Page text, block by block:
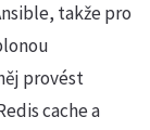
takže pro
provést
cache a